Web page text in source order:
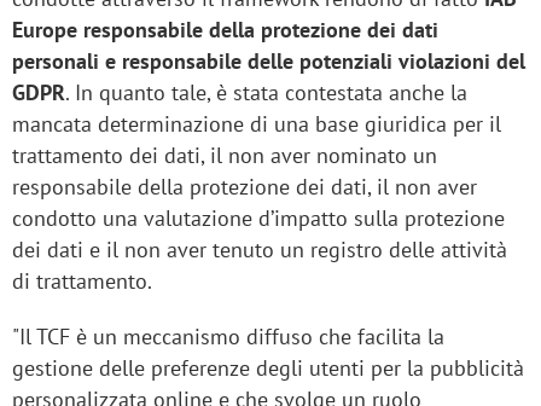
Europe responsabile della protezione dei dati
personali e responsabile delle potenziali violazioni del
GDPR. In quanto tale, è stata contestata anche la
mancata determinazione di una base giuridica per il
trattamento dei dati, il non aver nominato un
responsabile della protezione dei dati, il non aver
condotto una valutazione d’impatto sulla protezione
dei dati e il non aver tenuto un registro delle attività
di trattamento.
"Il TCF è un meccanismo diffuso che facilita la
gestione delle preferenze degli utenti per la pubblicità
personalizzata online e che svolge un ruolo